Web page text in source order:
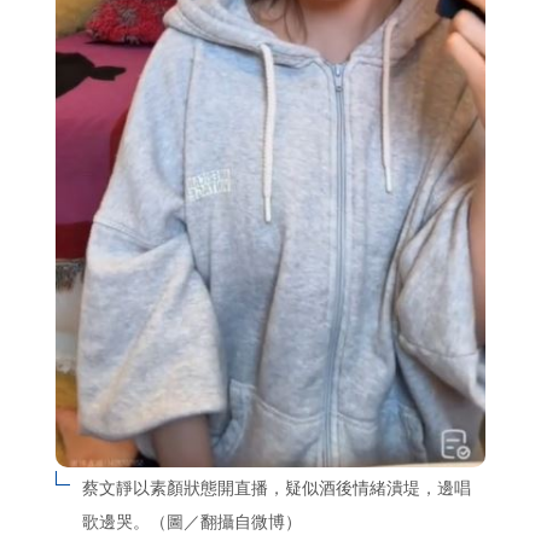
蔡文靜以素顏狀態開直播，疑似酒後情緒潰堤，邊唱
歌邊哭。（圖／翻攝自微博）